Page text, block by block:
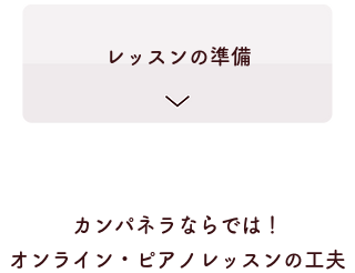
​レッスンの準備
​カンパネラならでは！
オンライン・ピアノレッスンの工夫